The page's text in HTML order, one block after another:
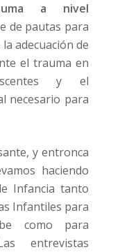
a nivel
de pautas para
adecuación de
el trauma en
y el
necesario para
y entronca
haciendo
Infancia tanto
Infantiles para
como para
entrevistas